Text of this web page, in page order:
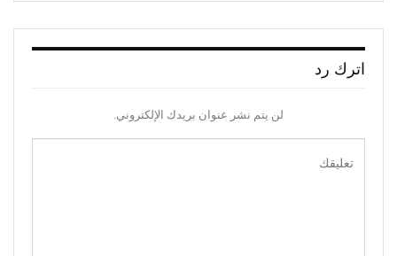
اترك رد
لن يتم نشر عنوان بريدك الإلكتروني.